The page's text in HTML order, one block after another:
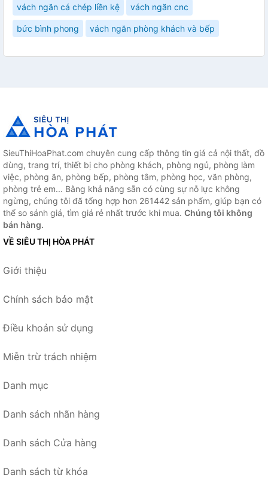
vách ngăn cá chép liền kệ vách ngăn cnc
bức bình phong vách ngăn phòng khách và bếp
SieuThiHoaPhat.com chuyên cung cấp thông tin giá cả nội thất, đồ
dùng, trang trí, thiết bị cho phòng khách, phòng ngủ, phòng làm
việc, phòng ăn, phòng bếp, phòng tắm, phòng học, văn phòng,
phòng trẻ em... Bằng khả năng sẵn có cùng sự nỗ lực không
ngừng, chúng tôi đã tổng hợp hơn 261442 sản phẩm, giúp bạn có
thể so sánh giá, tìm giá rẻ nhất trước khi mua. Chúng tôi không
bán hàng.
VỀ SIÊU THỊ HÒA PHÁT
Giới thiệu
Chính sách bảo mật
Điều khoản sử dụng
Miễn trừ trách nhiệm
Danh mục
Danh sách nhãn hàng
Danh sách Cửa hàng
Danh sách từ khóa